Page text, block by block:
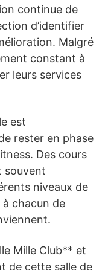
continue de
d’identifier
Malgré
constant à
leurs services
est
rester en phase
Des cours
souvent
niveaux de
chacun de
Mille Club** et
de cette salle de